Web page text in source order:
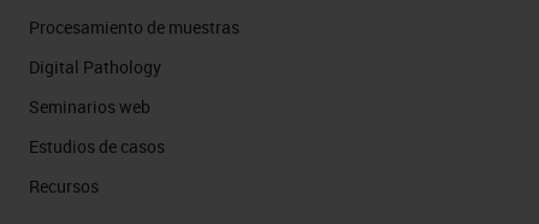
Procesamiento de muestras
Digital Pathology
Seminarios web
Estudios de casos
Recursos